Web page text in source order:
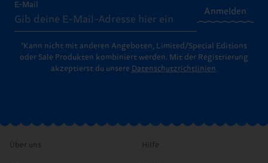
E-Mail
Anmelden
*Kann nicht mit anderen Angeboten, Limited/Special Editions
oder Sale Produkten kombiniert werden. Mit der Registrierung
akzeptierst du unsere Datenschutzrichtlinien.
Über uns Hilfe